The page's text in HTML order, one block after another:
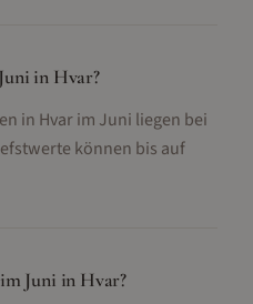
in Hvar?
in Hvar im Juni liegen bei
können bis auf
Juni in Hvar?